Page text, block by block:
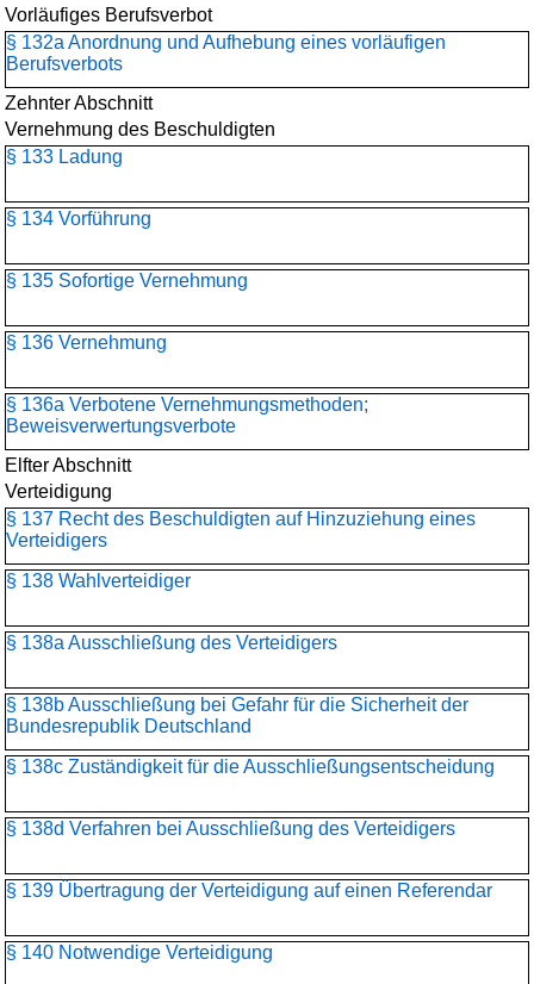
Vorläufiges Berufsverbot
§ 132a Anordnung und Aufhebung eines vorläufigen
Berufsverbots
Zehnter Abschnitt
Vernehmung des Beschuldigten
§ 133 Ladung
§ 134 Vorführung
§ 135 Sofortige Vernehmung
§ 136 Vernehmung
§ 136a Verbotene Vernehmungsmethoden;
Beweisverwertungsverbote
Elfter Abschnitt
Verteidigung
§ 137 Recht des Beschuldigten auf Hinzuziehung eines
Verteidigers
§ 138 Wahlverteidiger
§ 138a Ausschließung des Verteidigers
§ 138b Ausschließung bei Gefahr für die Sicherheit der
Bundesrepublik Deutschland
§ 138c Zuständigkeit für die Ausschließungsentscheidung
§ 138d Verfahren bei Ausschließung des Verteidigers
§ 139 Übertragung der Verteidigung auf einen Referendar
§ 140 Notwendige Verteidigung